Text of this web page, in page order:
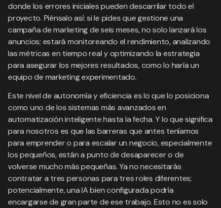
donde los errores iniciales pueden descarrilar todo el
proyecto. Piénsalo así: si le pides que gestione una
campaña de marketing de seis meses, no solo lanzará los
anuncios; estará monitoreando el rendimiento, analizando
las métricas en tiempo real y optimizando la estrategia
para asegurar los mejores resultados, como lo haría un
equipo de marketing experimentado.
Este nivel de autonomía y eficiencia es lo que lo posiciona
como uno de los sistemas más avanzados en
automatización inteligente hasta la fecha. Y lo que significa
para nosotros es que las barreras que antes teníamos
para emprender o para escalar un negocio, especialmente
los pequeños, están a punto de desaparecer o de
volverse mucho más pequeñas. Ya no necesitarás
contratar a tres personas para tres roles diferentes;
potencialmente, una IA bien configurada podría
encargarse de gran parte de ese trabajo. Esto no es solo